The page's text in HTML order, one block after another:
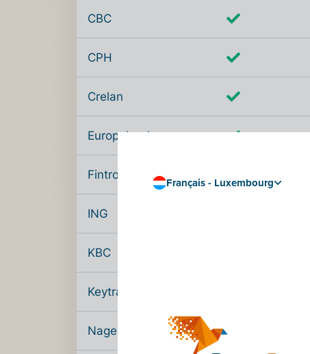
CBC
CPH
Crelan
Europabank
Fintro
ING
KBC
Keytrade
Nagelmaeckers
Français - Luxembourg